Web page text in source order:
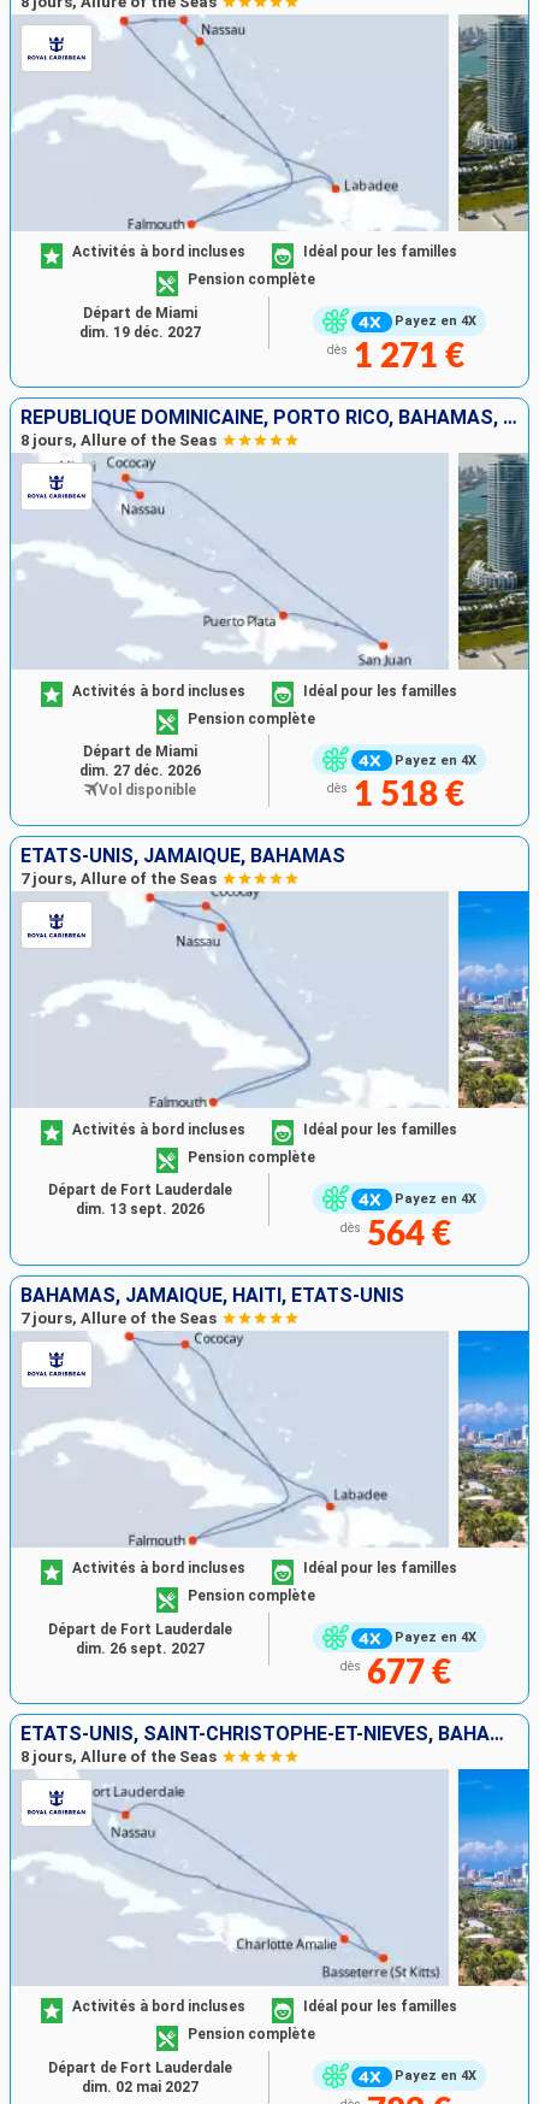
Payez en 4X
Activités à bord incluses
Idéal pour les familles
Pension complète
dès 1 271 €
Départ de Miami
dim. 19 déc. 2027
RÉPUBLIQUE DOMINICAINE, PORTO RICO, BAHAMAS, ÉTATS-UNIS
8 jours, Allure of the Seas
Payez en 4X
Activités à bord incluses
Idéal pour les familles
Pension complète
dès 1 518 €
Départ de Miami
dim. 27 déc. 2026
Vol disponible
ÉTATS-UNIS, JAMAÏQUE, BAHAMAS
7 jours, Allure of the Seas
Payez en 4X
Activités à bord incluses
Idéal pour les familles
Pension complète
dès 564 €
Départ de Fort Lauderdale
dim. 13 sept. 2026
BAHAMAS, JAMAÏQUE, HAÏTI, ÉTATS-UNIS
7 jours, Allure of the Seas
Payez en 4X
Activités à bord incluses
Idéal pour les familles
Pension complète
dès 677 €
Départ de Fort Lauderdale
dim. 26 sept. 2027
ÉTATS-UNIS, SAINT-CHRISTOPHE-ET-NIÉVÈS, BAHAMAS
8 jours, Allure of the Seas
Payez en 4X
Activités à bord incluses
Idéal pour les familles
Pension complète
Départ de Fort Lauderdale
dim. 02 mai 2027